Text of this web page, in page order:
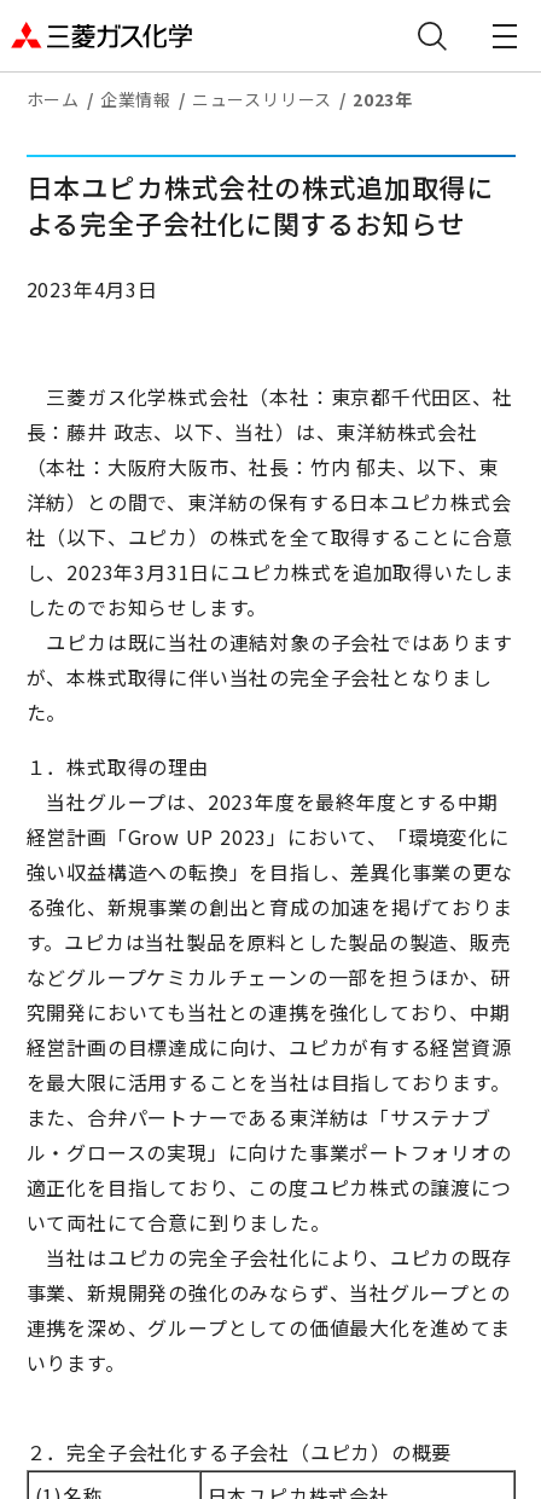
ホーム 企業情報 ニュースリリース 2023年
日本ユピカ株式会社の株式追加取得に
よる完全子会社化に関するお知らせ
2023年4月3日
三菱ガス化学株式会社（本社：東京都千代田区、社
長：藤井 政志、以下、当社）は、東洋紡株式会社
（本社：大阪府大阪市、社長：竹内 郁夫、以下、東
洋紡）との間で、東洋紡の保有する日本ユピカ株式会
社（以下、ユピカ）の株式を全て取得することに合意
し、2023年3月31日にユピカ株式を追加取得いたしま
したのでお知らせします。
ユピカは既に当社の連結対象の子会社ではあります
が、本株式取得に伴い当社の完全子会社となりまし
た。
１．株式取得の理由
当社グループは、2023年度を最終年度とする中期
経営計画「Grow UP 2023」において、「環境変化に
強い収益構造への転換」を目指し、差異化事業の更な
る強化、新規事業の創出と育成の加速を掲げておりま
す。ユピカは当社製品を原料とした製品の製造、販売
などグループケミカルチェーンの一部を担うほか、研
究開発においても当社との連携を強化しており、中期
経営計画の目標達成に向け、ユピカが有する経営資源
を最大限に活用することを当社は目指しております。
また、合弁パートナーである東洋紡は「サステナブ
ル・グロースの実現」に向けた事業ポートフォリオの
適正化を目指しており、この度ユピカ株式の譲渡につ
いて両社にて合意に到りました。
当社はユピカの完全子会社化により、ユピカの既存
事業、新規開発の強化のみならず、当社グループとの
連携を深め、グループとしての価値最大化を進めてま
いります。
２．完全子会社化する子会社（ユピカ）の概要